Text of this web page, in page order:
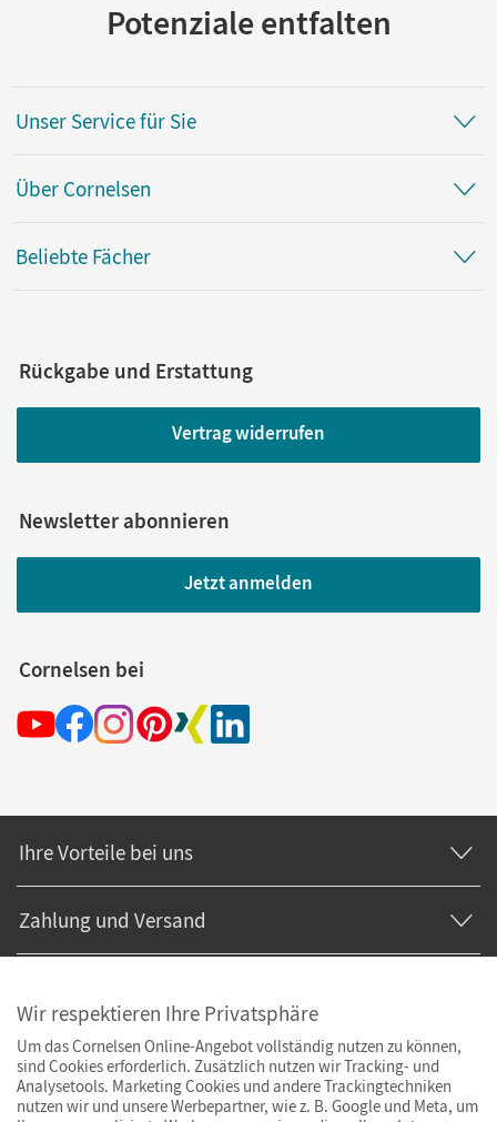
Potenziale entfalten
Unser Service für Sie
Über Cornelsen
Beliebte Fächer
Rückgabe und Erstattung
Vertrag widerrufen
Newsletter abonnieren
Jetzt anmelden
Cornelsen bei
Ihre Vorteile bei uns
Zahlung und Versand
Wir respektieren Ihre Privatsphäre
Um das Cornelsen Online-Angebot vollständig nutzen zu können,
sind Cookies erforderlich. Zusätzlich nutzen wir Tracking- und
Analysetools. Marketing Cookies und andere Trackingtechniken
nutzen wir und unsere Werbepartner, wie z. B. Google und Meta, um